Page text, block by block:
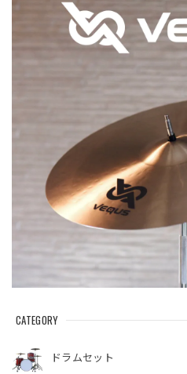
CATEGORY
ドラムセット